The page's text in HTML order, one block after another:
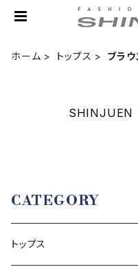
ホーム トップス ブラウ
SHINJUEN
CATEGORY
トップス